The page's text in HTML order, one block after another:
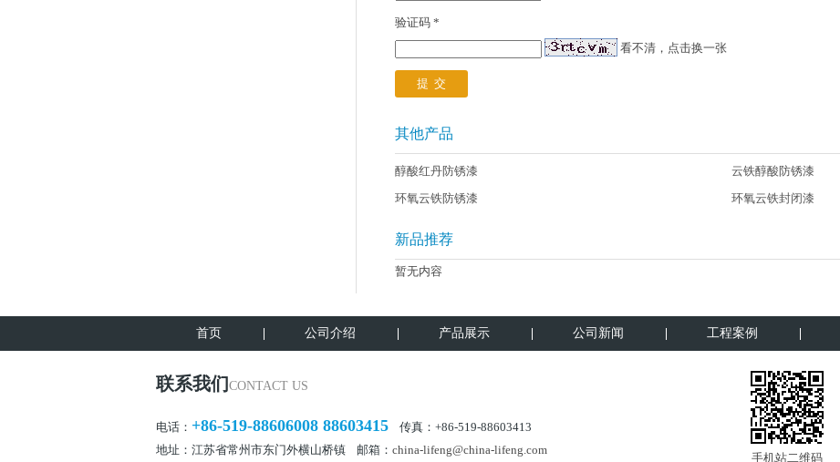
验证码 *
看不清，点击换一张
其他产品
醇酸红丹防锈漆
云铁醇酸防锈漆
环氧云铁防锈漆
环氧云铁封闭漆
新品推荐
暂无内容
首页 公司介绍 产品展示 公司新闻 工程案例
联系我们 CONTACT US
电话： +86-519-88606008 88603415 传真：+86-519-88603413
地址：江苏省常州市东门外横山桥镇 邮箱： china-lifeng@china-lifeng.com
手机站二维码